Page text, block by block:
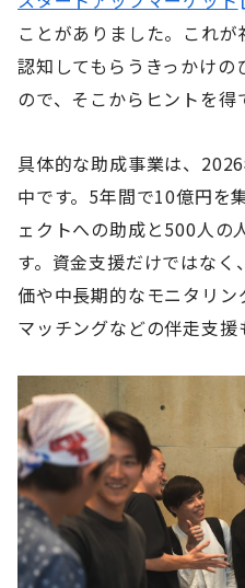
ことがありました。これ
認知してもらうきっかけの
ので、そこからヒントを得
具体的な助成事業は、
中です。5年間で10億円を
ェクトへの助成と500人の
す。資金支援だけではな
価や中長期的なモニタリ
マッチングなどの伴走支援